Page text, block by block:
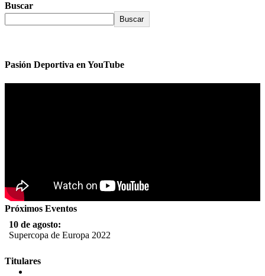
Buscar
Buscar
Pasión Deportiva en YouTube
Próximos Eventos
10 de agosto:
Supercopa de Europa 2022
11 al 21 de agosto:
Campeonato Europeo de Natación 2022
Titulares